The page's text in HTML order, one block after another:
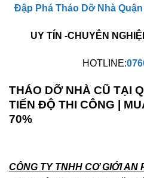
Đập Phá Tháo Dỡ Nhà
UY TÍN -CHUYÊN
HOTLINE:
THÁO DỠ NHÀ CŨ TẠI
TIẾN ĐỘ THI CÔNG |
70%
CÔNG TY TNHH CƠ GIỚI AN